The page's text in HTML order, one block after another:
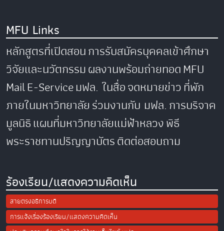
MFU Links
หลักสูตรที่เปิดสอนการรับสมัครบุคคลเข้าศึกษา
วิจัยและนวัตกรรมผลงานพร้อมถ่ายทอดMFU
MailE-Serviceมฟล. ในสื่อจดหมายข่าวที่พัก
ภายในมหาวิทยาลัยร่วมงานกับ มฟล.การบริจาค
มูลนิธิแผนที่มหาวิทยาลัยแม่ฟ้าหลวงพิธี
พระราชทานปริญญาบัตรติดต่อสอบถาม
ร้องเรียน/แสดงความคิดเห็น
สายตรงอธิการบดี
การแจ้งเรื่องร้องเรียน/แสดงความคิดเห็น